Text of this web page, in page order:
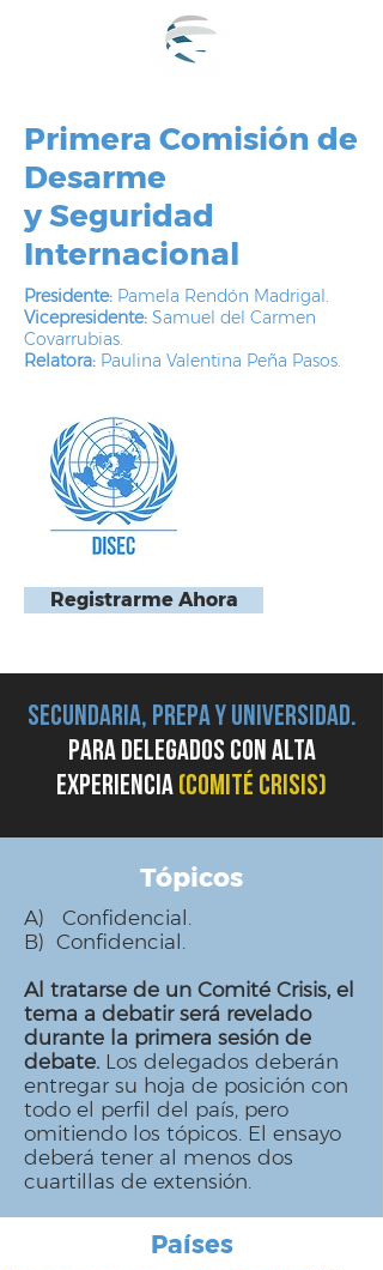
Primera Comisión de
Desarme
y Seguridad
Internacional
Presidente: Pamela Rendón Madrigal.
Vicepresidente: Samuel del Carmen
Covarrubias.
Relatora: Paulina Valentina Peña Pasos.
Registrarme Ahora
SECUNDARIA, PREPA Y UNIVERSIDAD.
Para delegados CON ALTA
EXPERIENCIA (COMITÉ CRISIS)
Tópicos
A) Confidencial.
B) Confidencial.
Al tratarse de un Comité Crisis, el
tema a debatir será revelado
durante la primera sesión de
debate. Los delegados deberán
entregar su hoja de posición con
todo el perfil del país, pero
omitiendo los tópicos. El ensayo
deberá tener al menos dos
cuartillas de extensión.
Países